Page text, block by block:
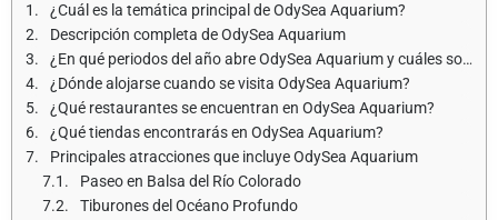
¿Cuál es la temática principal de OdySea Aquarium?
Descripción completa de OdySea Aquarium
¿En qué periodos del año abre OdySea Aquarium y cuáles son los horarios de apertura?
¿Dónde alojarse cuando se visita OdySea Aquarium?
¿Qué restaurantes se encuentran en OdySea Aquarium?
¿Qué tiendas encontrarás en OdySea Aquarium?
Principales atracciones que incluye OdySea Aquarium
Paseo en Balsa del Río Colorado
Tiburones del Océano Profundo